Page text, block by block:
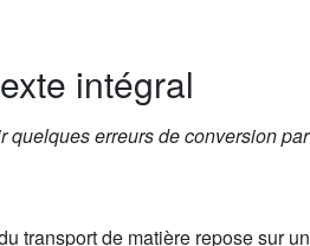
intégral
erreurs de conversion
transport de matière repose sur